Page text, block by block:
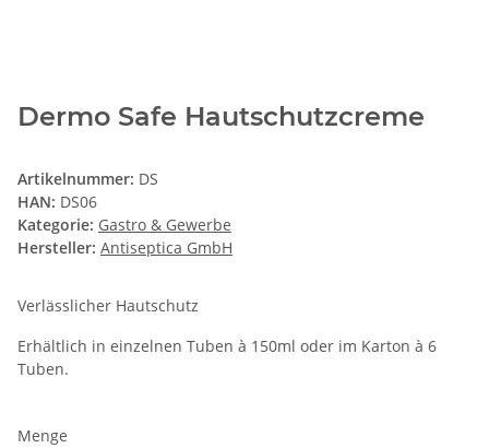
Dermo Safe Hautschutzcreme
Artikelnummer: DS
HAN: DS06
Kategorie: Gastro & Gewerbe
Hersteller: Antiseptica GmbH
Verlässlicher Hautschutz
Erhältlich in einzelnen Tuben à 150ml oder im Karton à 6
Tuben.
Menge